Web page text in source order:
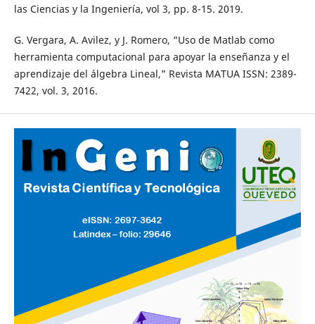
las Ciencias y la Ingeniería, vol 3, pp. 8-15. 2019.
G. Vergara, A. Avilez, y J. Romero, “Uso de Matlab como
herramienta computacional para apoyar la enseñanza y el
aprendizaje del álgebra Lineal,” Revista MATUA ISSN: 2389-
7422, vol. 3, 2016.